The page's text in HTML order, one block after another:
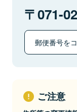
071-
郵便番号を
ご注意